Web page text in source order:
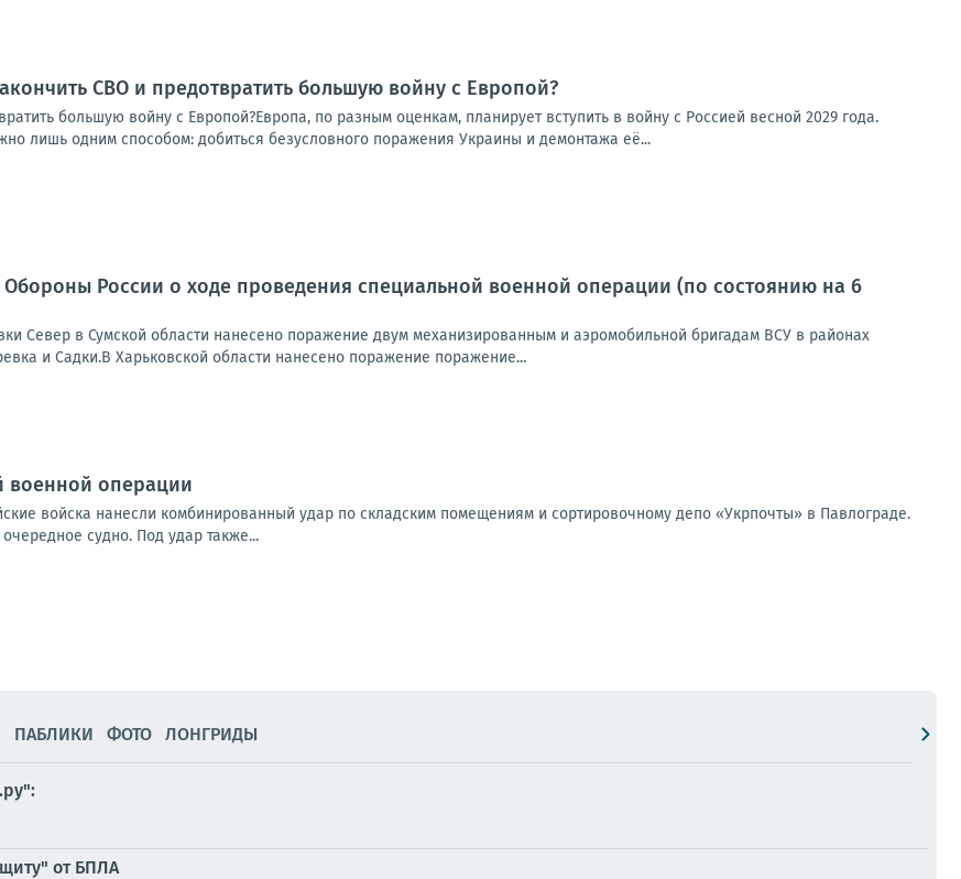
СВО и предотвратить большую войну с Европой?
большую войну с Европой?Европа, по разным оценкам, планирует вступить в войну с Россией весной 2029 года.
лишь одним способом: добиться безусловного поражения Украины и демонтажа её...
Обороны России о ходе проведения специальной военной операции (по состоянию на 6
Север в Сумской области нанесено поражение двум механизированным и аэромобильной бригадам ВСУ в районах
и Садки.В Харьковской области нанесено поражение поражение...
военной операции
войска нанесли комбинированный удар по складским помещениям и сортировочному депо «Укрпочты» в Павлограде.
судно. Под удар также...
ПАБЛИКИ ФОТО ЛОНГРИДЫ
от БПЛА